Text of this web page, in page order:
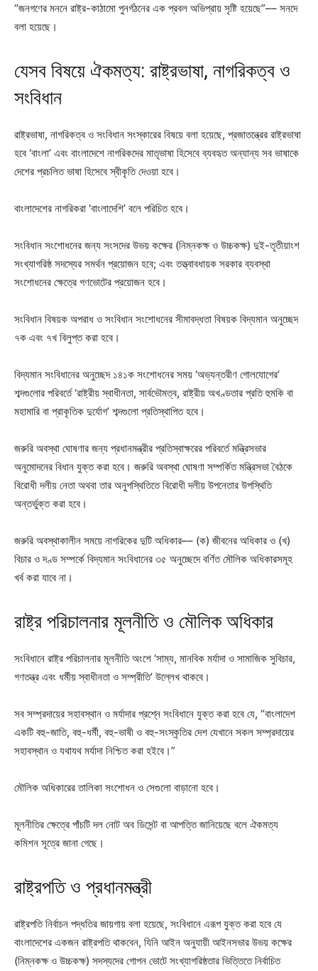
“জনগণের মননে রাষ্ট্র-কাঠামো পুনর্গঠনের এক প্রবল অভিপ্রায় সৃষ্টি হয়েছে”–– সনদে
বলা হয়েছে।
যেসব বিষয়ে ঐকমত্য: রাষ্ট্রভাষা, নাগরিকত্ব ও
সংবিধান
রাষ্ট্রভাষা, নাগরিকত্ব ও সংবিধান সংস্কারের বিষয়ে বলা হয়েছে, প্রজাতন্ত্রের রাষ্ট্রভাষা
হবে ‘বাংলা’ এবং বাংলাদেশে নাগরিকদের মাতৃভাষা হিসেবে ব্যবহৃত অন্যান্য সব ভাষাকে
দেশের প্রচলিত ভাষা হিসেবে স্বীকৃতি দেওয়া হবে।
বাংলাদেশের নাগরিকরা ‘বাংলাদেশি’ বলে পরিচিত হবে।
সংবিধান সংশোধনের জন্য সংসদের উভয় কক্ষের (নিম্নকক্ষ ও উচ্চকক্ষ) দুই-তৃতীয়াংশ
সংখ্যাগরিষ্ঠ সদস্যের সমর্থন প্রয়োজন হবে; এবং তত্ত্বাবধায়ক সরকার ব্যবস্থা
সংশোধনের ক্ষেত্রে গণভোটের প্রয়োজন হবে।
সংবিধান বিষয়ক অপরাধ ও সংবিধান সংশোধনের সীমাবদ্ধতা বিষয়ক বিদ্যমান অনুচ্ছেদ
৭ক এবং ৭খ বিলুপ্ত করা হবে।
বিদ্যমান সংবিধানের অনুচ্ছেদ ১৪১ক সংশোধনের সময় ‘অভ্যন্তরীণ গোলযোগের’
শব্দগুলোর পরিবর্তে ‘রাষ্ট্রীয় স্বাধীনতা, সার্বভৌমত্ব, রাষ্ট্রীয় অখণ্ডতার প্রতি হুমকি বা
মহামারি বা প্রাকৃতিক দুর্যোগ’ শব্দগুলো প্রতিস্থাপিত হবে।
জরুরি অবস্থা ঘোষণার জন্য প্রধানমন্ত্রীর প্রতিস্বাক্ষরের পরিবর্তে মন্ত্রিসভার
অনুমোদনের বিধান যুক্ত করা হবে। জরুরি অবস্থা ঘোষণা সম্পর্কিত মন্ত্রিসভা বৈঠকে
বিরোধী দলীয় নেতা অথবা তার অনুপস্থিতিতে বিরোধী দলীয় উপনেতার উপস্থিতি
অন্তর্ভুক্ত করা হবে।
জরুরি অবস্থাকালীন সময়ে নাগরিকের দুটি অধিকার–– (ক) জীবনের অধিকার ও (খ)
বিচার ও দণ্ড সম্পর্কে বিদ্যমান সংবিধানের ৩৫ অনুচ্ছেদে বর্ণিত মৌলিক অধিকারসমূহ
খর্ব করা যাবে না।
রাষ্ট্র পরিচালনার মূলনীতি ও মৌলিক অধিকার
সংবিধানে রাষ্ট্র পরিচালনার মূলনীতি অংশে ‘সাম্য, মানবিক মর্যাদা ও সামাজিক সুবিচার,
গণতন্ত্র এবং ধর্মীয় স্বাধীনতা ও সম্প্রীতি’ উল্লেখ থাকবে।
সব সম্প্রদায়ের সহাবস্থান ও মর্যাদার প্রশ্নে সংবিধানে যুক্ত করা হবে যে, “বাংলাদেশ
একটি বহু-জাতি, বহু-ধর্মী, বহু-ভাষী ও বহু-সংস্কৃতির দেশ যেখানে সকল সম্প্রদায়ের
সহাবস্থান ও যথাযথ মর্যাদা নিশ্চিত করা হইবে।”
মৌলিক অধিকারের তালিকা সংশোধন ও সেগুলো বাড়ানো হবে।
মূলনীতির ক্ষেত্রে পাঁচটি দল নোট অব ডিসেন্ট বা আপত্তি জানিয়েছে বলে ঐকমত্য
কমিশন সূত্রে জানা গেছে।
রাষ্ট্রপতি ও প্রধানমন্ত্রী
রাষ্ট্রপতি নির্বাচন পদ্ধতির জায়গায় বলা হয়েছে, সংবিধানে এরূপ যুক্ত করা হবে যে
বাংলাদেশের একজন রাষ্ট্রপতি থাকবেন, যিনি আইন অনুযায়ী আইনসভার উভয় কক্ষের
(নিম্নকক্ষ ও উচ্চকক্ষ) সদস্যদের গোপন ভোটে সংখ্যাগরিষ্ঠতার ভিত্তিতে নির্বাচিত